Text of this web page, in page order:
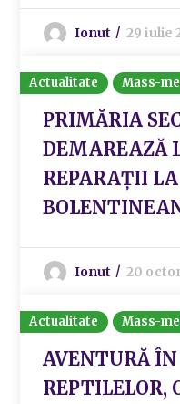
Ionut 29 iulie
Actualitate Mass-
PRIMĂRIA
DEMAREAZĂ
REPARAȚII
Ionut 20
Actualitate Mass-
AVENTURĂ
REPTILELOR,